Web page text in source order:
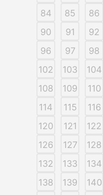
84
85 86
90
91 92
96
97 98
102
103 104
108
109 110
114
115 116
120
121 122
126
127 128
132
133 134
138
139 140